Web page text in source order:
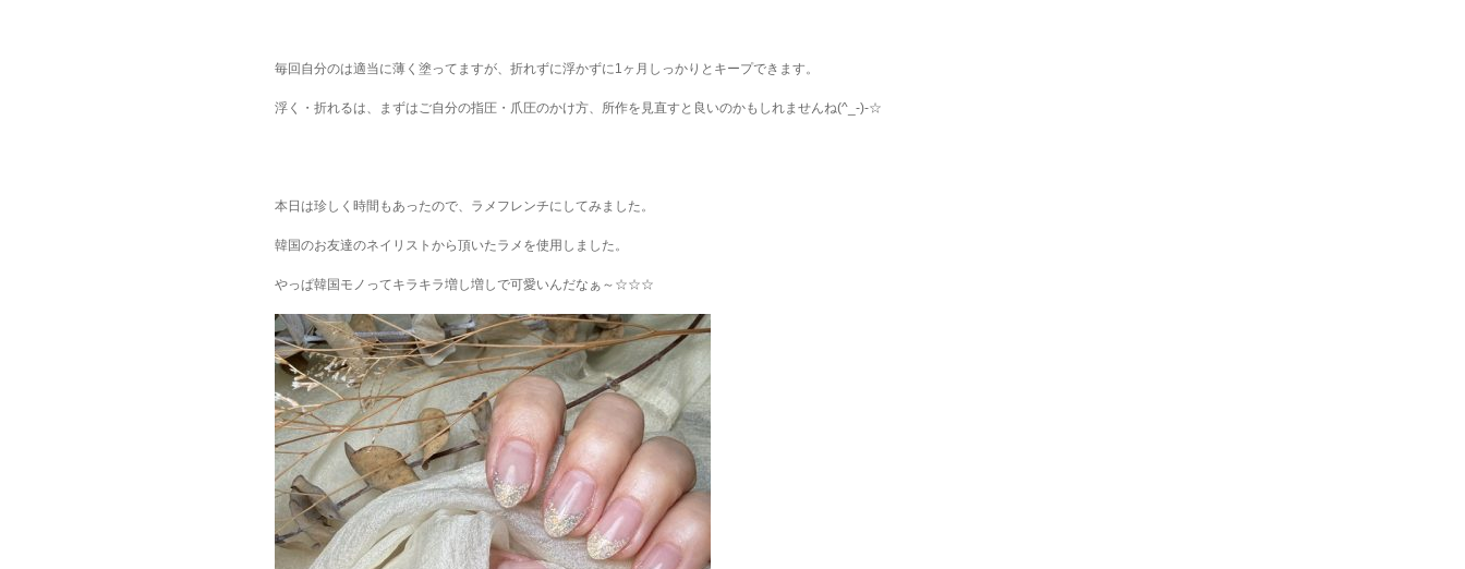
毎回自分のは適当に薄く塗ってますが、折れずに浮かずに1ヶ月しっかりとキープできます。
浮く・折れるは、まずはご自分の指圧・爪圧のかけ方、所作を見直すと良いのかもしれませんね(^_-)-☆
本日は珍しく時間もあったので、ラメフレンチにしてみました。
韓国のお友達のネイリストから頂いたラメを使用しました。
やっぱ韓国モノってキラキラ増し増しで可愛いんだなぁ～☆☆☆